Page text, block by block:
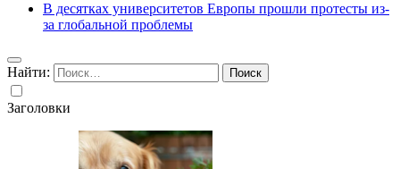
В десятках университетов Европы прошли протесты из-
за глобальной проблемы
Найти:
Заголовки